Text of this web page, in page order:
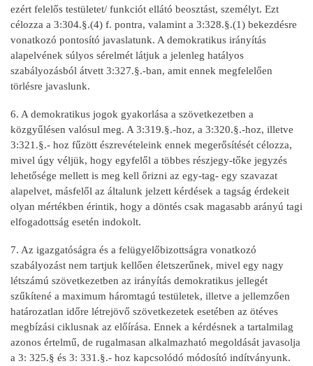
ezért felelős testületet/ funkciót ellátó beosztást, személyt. Ezt
célozza a 3:304.§.(4) f. pontra, valamint a 3:328.§.(1) bekezdésre
vonatkozó pontosító javaslatunk. A demokratikus irányítás
alapelvének súlyos sérelmét látjuk a jelenleg hatályos
szabályozásból átvett 3:327.§.-ban, amit ennek megfelelően
törlésre javaslunk.
6. A demokratikus jogok gyakorlása a szövetkezetben a
közgyűlésen valósul meg. A 3:319.§.-hoz, a 3:320.§.-hoz, illetve
3:321.§.- hoz fűzött észrevételeink ennek megerősítését célozza,
mivel úgy véljük, hogy egyfelől a többes részjegy-tőke jegyzés
lehetősége mellett is meg kell őrizni az egy-tag- egy szavazat
alapelvet, másfelől az általunk jelzett kérdések a tagság érdekeit
olyan mértékben érintik, hogy a döntés csak magasabb arányú tagi
elfogadottság esetén indokolt.
7. Az igazgatóságra és a felügyelőbizottságra vonatkozó
szabályozást nem tartjuk kellően életszerűnek, mivel egy nagy
létszámú szövetkezetben az irányítás demokratikus jellegét
szűkítené a maximum háromtagú testületek, illetve a jellemzően
határozatlan időre létrejövő szövetkezetek esetében az ötéves
megbízási ciklusnak az előírása. Ennek a kérdésnek a tartalmilag
azonos értelmű, de rugalmasan alkalmazható megoldását javasolja
a 3: 325.§ és 3: 331.§.- hoz kapcsolódó módosító indítványunk.